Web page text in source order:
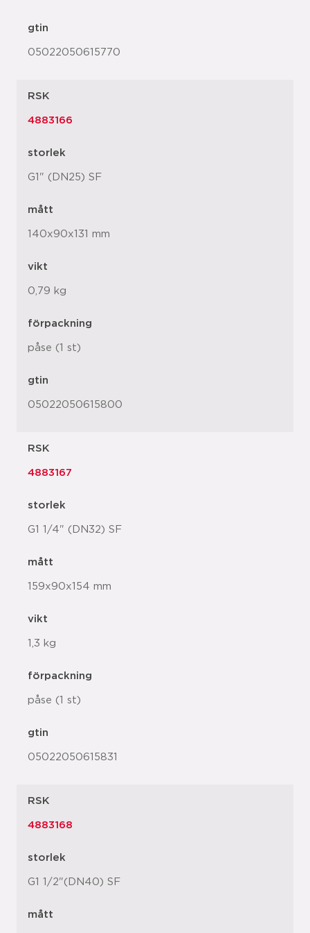
gtin
05022050615770
RSK
4883166
storlek
G1" (DN25) SF
mått
140x90x131 mm
vikt
0,79 kg
förpackning
påse (1 st)
gtin
05022050615800
RSK
4883167
storlek
G1 1/4" (DN32) SF
mått
159x90x154 mm
vikt
1,3 kg
förpackning
påse (1 st)
gtin
05022050615831
RSK
4883168
storlek
G1 1/2"(DN40) SF
mått